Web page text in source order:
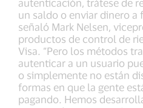
autenticación, trátese de
un saldo o enviar dinero a
señaló Mark Nelsen,
productos de control de
Visa. “Pero los métodos
autenticar a un usuario
o simplemente no están
formas en que la gente
pagando. Hemos